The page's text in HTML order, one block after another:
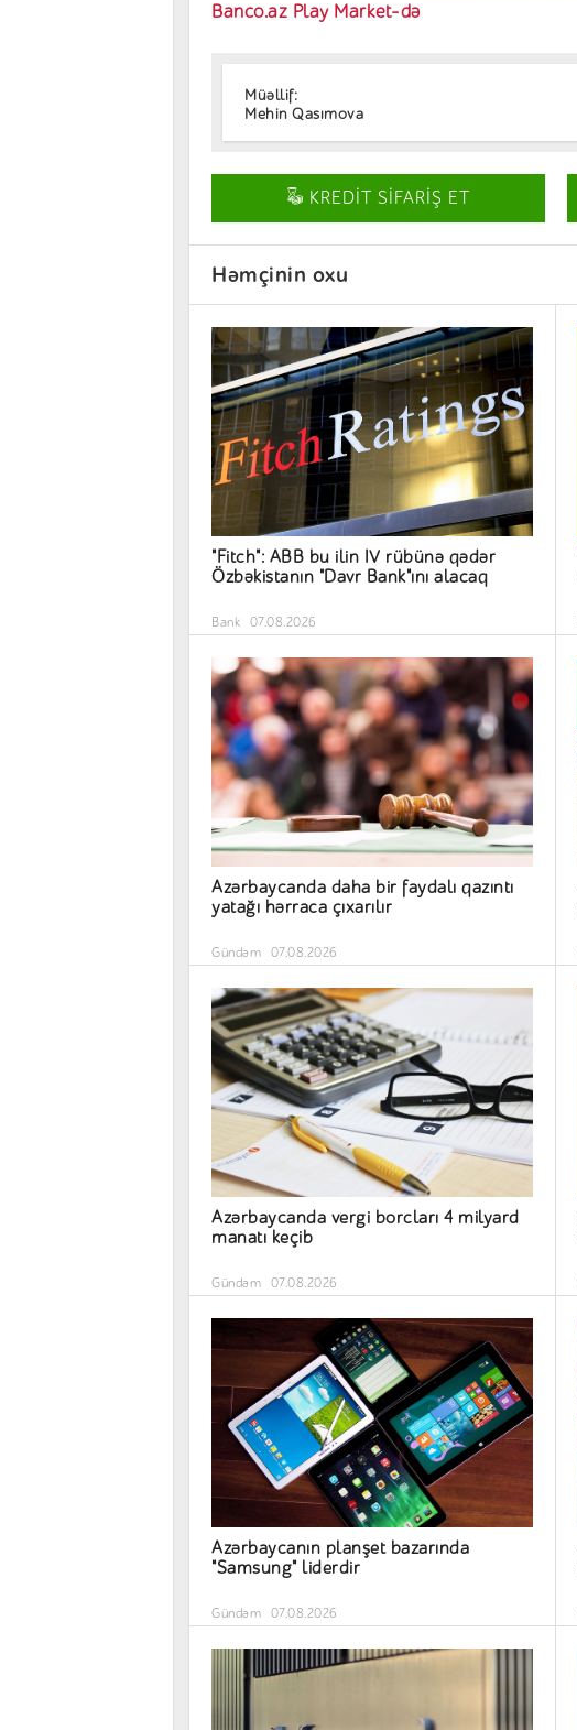
Banco.az Play Market-də
Müəllif:
Mehin Qasımova
KREDİT SİFARİŞ ET
Həmçinin oxu
"Fitch": ABB bu ilin IV rübünə qədər
Özbəkistanın "Davr Bank"ını alacaq
Bank 07.08.2026
Azərbaycanda daha bir faydalı qazıntı
yatağı hərraca çıxarılır
Gündəm 07.08.2026
Azərbaycanda vergi borcları 4 milyard
manatı keçib
Gündəm 07.08.2026
Azərbaycanın planşet bazarında
"Samsung" liderdir
Gündəm 07.08.2026